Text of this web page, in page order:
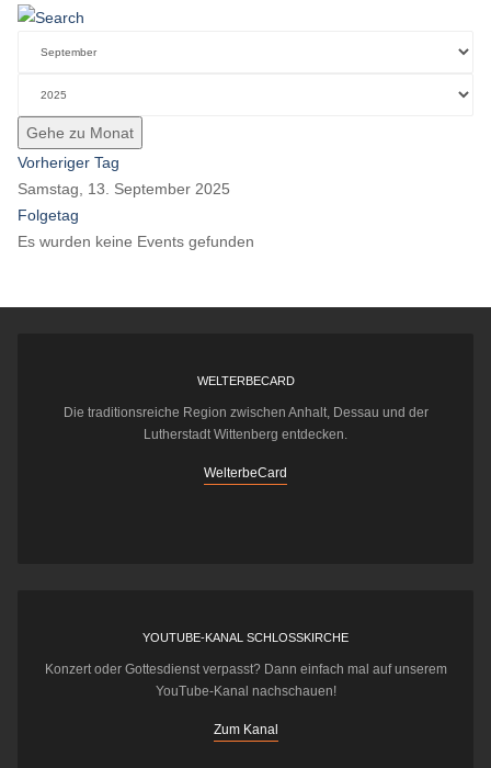
Gehe zu Monat
Vorheriger Tag
Samstag, 13. September 2025
Folgetag
Es wurden keine Events gefunden
WELTERBECARD
Die traditionsreiche Region zwischen Anhalt, Dessau und der
Lutherstadt Wittenberg entdecken.
WelterbeCard
YOUTUBE-KANAL SCHLOSSKIRCHE
Konzert oder Gottesdienst verpasst? Dann einfach mal auf unserem
YouTube-Kanal nachschauen!
Zum Kanal